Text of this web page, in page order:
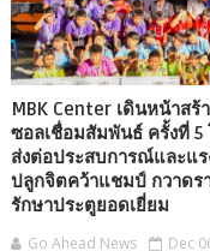
MBK Center เดินหน้าส
ซอลเชื่อมสัมพันธ์ ครั้งที่
ส่งต่อประสบการณ์และแร
ปลูกจิตคว้าแชมป์ กวาดร
รักษาประตูยอดเยี่ยม
Go Ahead News Dec